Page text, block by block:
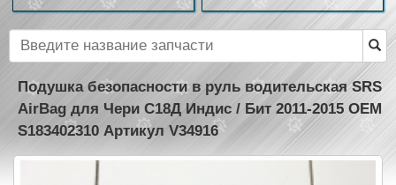
Подушка безопасности в руль водительская SRS
AirBag для Чери С18Д Индис / Бит 2011-2015 OEM
S183402310 Артикул V34916